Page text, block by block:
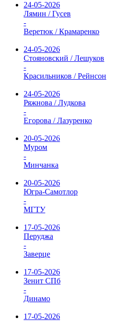
24-05-2026
Лямин / Гусев
-
Веретюк / Крамаренко
24-05-2026
Стояновский / Лешуков
-
Красильников / Рейнсон
24-05-2026
Ряжнова / Лудкова
-
Егорова / Лазуренко
20-05-2026
Муром
-
Минчанка
20-05-2026
Югра-Самотлор
-
МГТУ
17-05-2026
Перуджа
-
Заверце
17-05-2026
Зенит СПб
-
Динамо
17-05-2026